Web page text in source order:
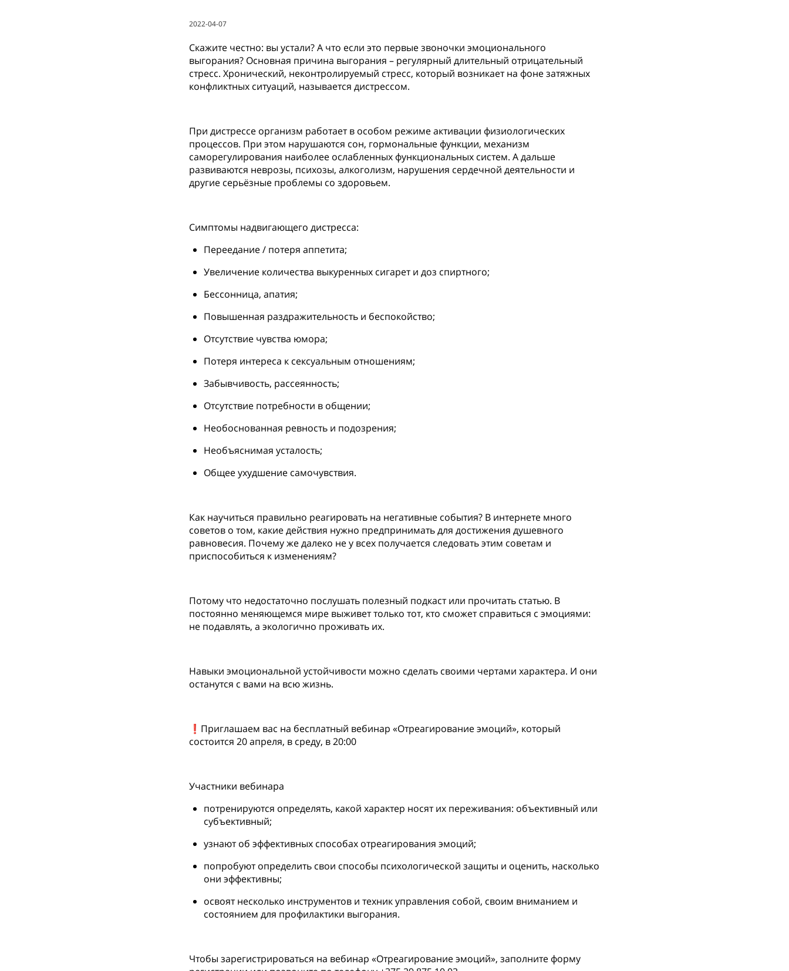
2022-04-07
Скажите честно: вы устали? А что если это первые звоночки эмоционального
выгорания? Основная причина выгорания – регулярный длительный отрицательный
стресс. Хронический, неконтролируемый стресс, который возникает на фоне затяжных
конфликтных ситуаций, называется дистрессом.
При дистрессе организм работает в особом режиме активации физиологических
процессов. При этом нарушаются сон, гормональные функции, механизм
саморегулирования наиболее ослабленных функциональных систем. А дальше
развиваются неврозы, психозы, алкоголизм, нарушения сердечной деятельности и
другие серьёзные проблемы со здоровьем.
Симптомы надвигающего дистресса:
Переедание / потеря аппетита;
Увеличение количества выкуренных сигарет и доз спиртного;
Бессонница, апатия;
Повышенная раздражительность и беспокойство;
Отсутствие чувства юмора;
Потеря интереса к сексуальным отношениям;
Забывчивость, рассеянность;
Отсутствие потребности в общении;
Необоснованная ревность и подозрения;
Необъяснимая усталость;
Общее ухудшение самочувствия.
Как научиться правильно реагировать на негативные события? В интернете много
советов о том, какие действия нужно предпринимать для достижения душевного
равновесия. Почему же далеко не у всех получается следовать этим советам и
приспособиться к изменениям?
Потому что недостаточно послушать полезный подкаст или прочитать статью. В
постоянно меняющемся мире выживет только тот, кто сможет справиться с эмоциями:
не подавлять, а экологично проживать их.
Навыки эмоциональной устойчивости можно сделать своими чертами характера. И они
останутся с вами на всю жизнь.
❗Приглашаем вас на бесплатный вебинар «Отреагирование эмоций», который
состоится 20 апреля, в среду, в 20:00
Участники вебинара
потренируются определять, какой характер носят их переживания: объективный или
субъективный;
узнают об эффективных способах отреагирования эмоций;
попробуют определить свои способы психологической защиты и оценить, насколько
они эффективны;
освоят несколько инструментов и техник управления собой, своим вниманием и
состоянием для профилактики выгорания.
Чтобы зарегистрироваться на вебинар «Отреагирование эмоций», заполните форму